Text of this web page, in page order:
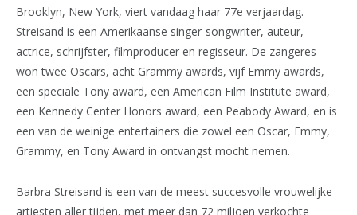
Brooklyn, New York, viert vandaag haar 77e verjaardag.
Streisand is een Amerikaanse singer-songwriter, auteur,
actrice, schrijfster, filmproducer en regisseur. De zangeres
won twee Oscars, acht Grammy awards, vijf Emmy awards,
een speciale Tony award, een American Film Institute award,
een Kennedy Center Honors award, een Peabody Award, en is
een van de weinige entertainers die zowel een Oscar, Emmy,
Grammy, en Tony Award in ontvangst mocht nemen.
Barbra Streisand is een van de meest succesvolle vrouwelijke
artiesten aller tijden, met meer dan 72 miljoen verkochte